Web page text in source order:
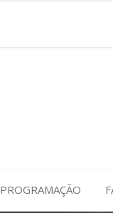
PROGRAMAÇÃO